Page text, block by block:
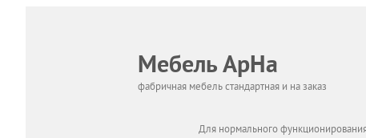
Мебель АрНа
фабричная мебель стандартная и на заказ
Для нормального